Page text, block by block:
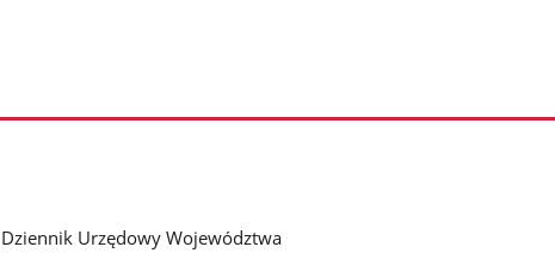
Dziennik Urzędowy Województwa